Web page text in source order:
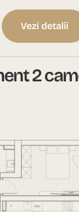
Vezi detalii
2